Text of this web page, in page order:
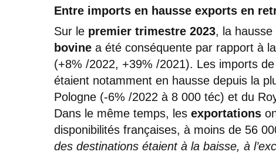
Entre imports en hausse exports en
Sur le premier trimestre 2023, la hausse
bovine a été conséquente par rapport à
(+8% /2022, +39% /2021). Les imports
étaient notamment en hausse depuis la
Pologne (-6% /2022 à 8 000 téc) et du
Dans le même temps, les exportations
disponibilités françaises, à moins de 56
des destinations étaient à la baisse, à